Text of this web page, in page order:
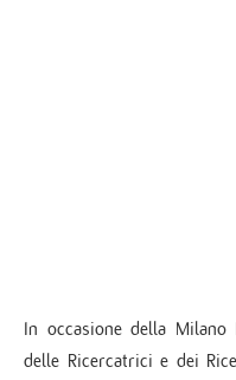
In occasione della Milano
delle Ricercatrici e dei